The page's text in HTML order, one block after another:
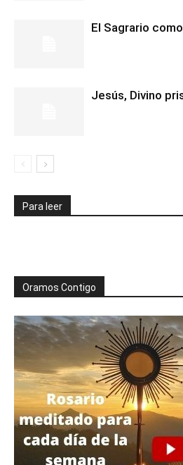
El Sagrario
Jesús, Divino
Para leer
Oramos Contigo